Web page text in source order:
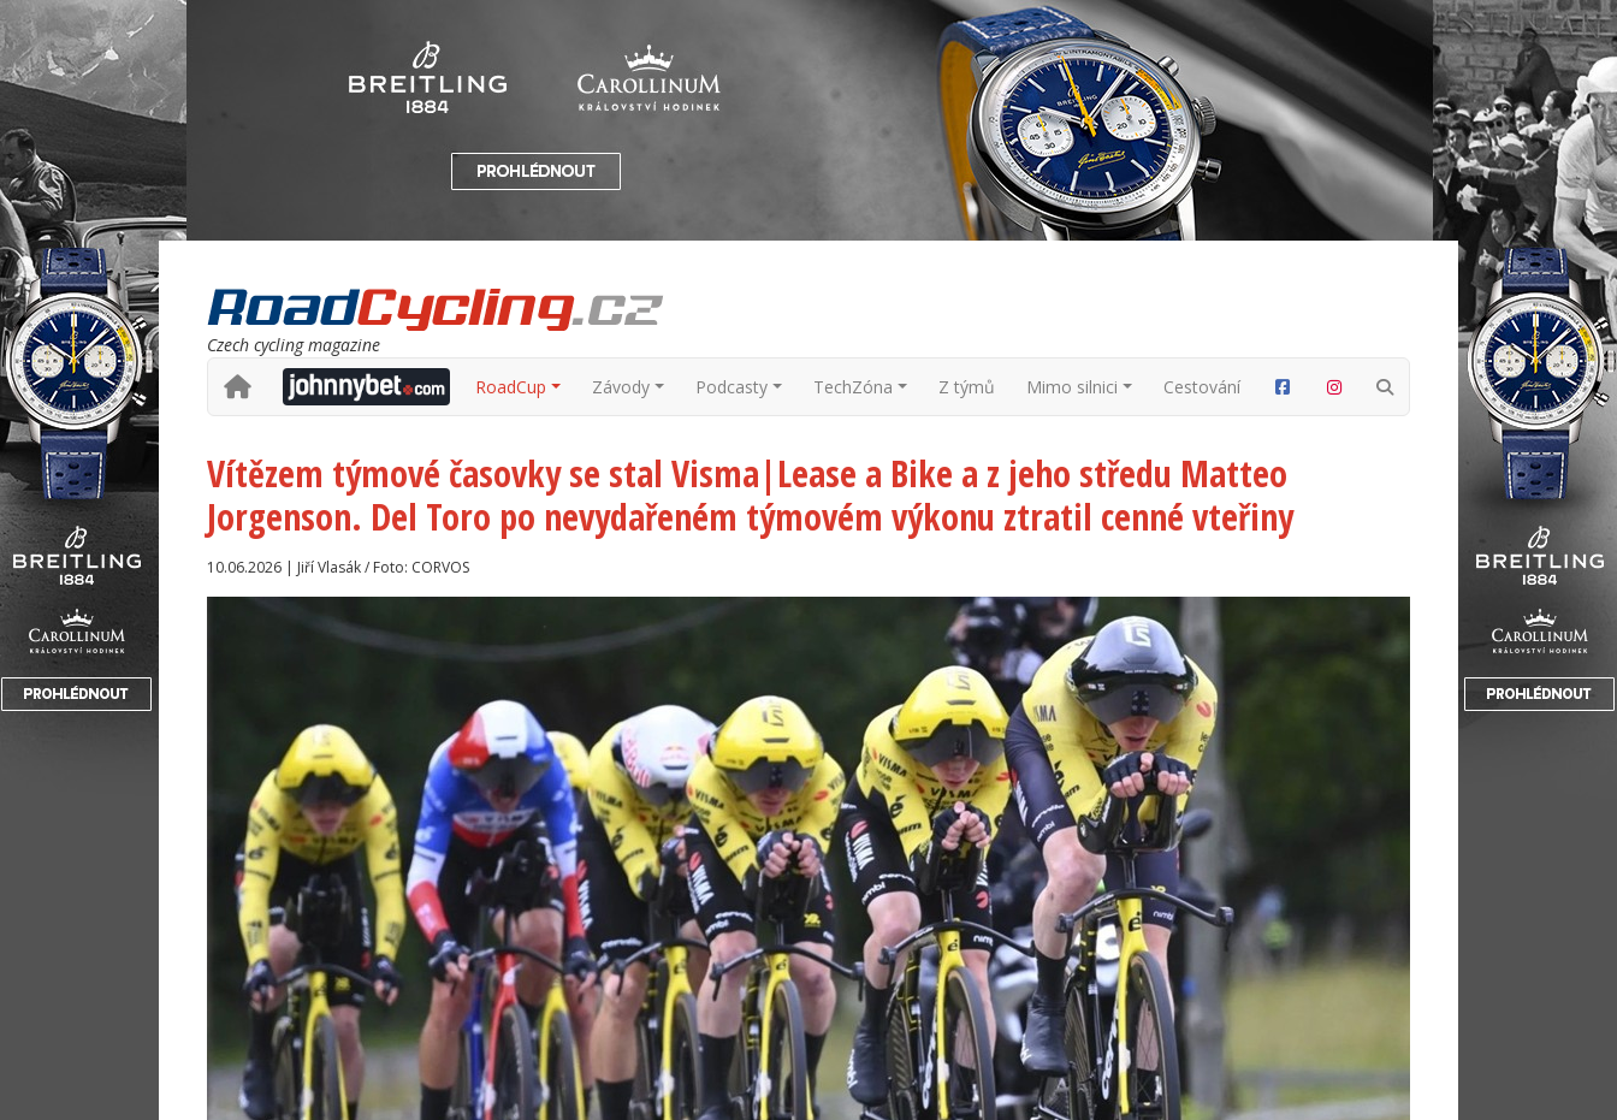
Czech cycling magazine
RoadCup
Závody Podcasty TechZóna Z týmů Mimo silnici Cestování
Vítězem týmové časovky se stal Visma|Lease a Bike a z jeho středu Matteo
Jorgenson. Del Toro po nevydařeném týmovém výkonu ztratil cenné vteřiny
10.06.2026 | Jiří Vlasák / Foto: CORVOS